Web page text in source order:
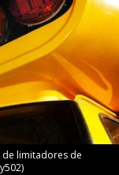
limitadores de